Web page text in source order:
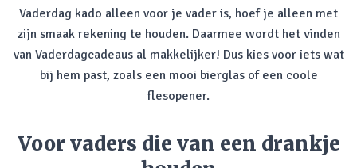
Vaderdag kado alleen voor je vader is, hoef je alleen met
zijn smaak rekening te houden. Daarmee wordt het vinden
van Vaderdagcadeaus al makkelijker! Dus kies voor iets wat
bij hem past, zoals een mooi bierglas of een coole
flesopener.
Voor vaders die van een drankje